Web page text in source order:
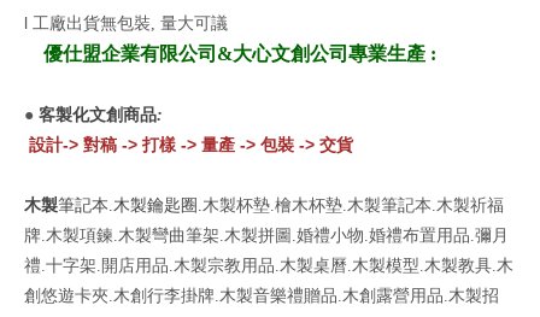
l 工廠出貨無包裝, 量大可議
優仕盟企業有限公司&大心文創公司專業生產 :
● 客製化文創商品:
設計-> 對稿 -> 打樣 -> 量產 -> 包裝 -> 交貨
木製筆記本.木製鑰匙圈. 木製杯墊.檜木杯墊.木製筆記本.木製祈福
牌.木製項鍊.木製彎曲筆架.木製拼圖.婚禮小物.婚禮布置用品.彌月
禮.十字架.開店用品.木製宗教用品.木製桌曆.木製模型.木製教具.木
創悠遊卡夾.木創行李掛牌.木製音樂禮贈品.木創露營用品.木製招